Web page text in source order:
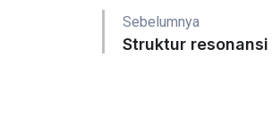
Sebelumnya
Struktur